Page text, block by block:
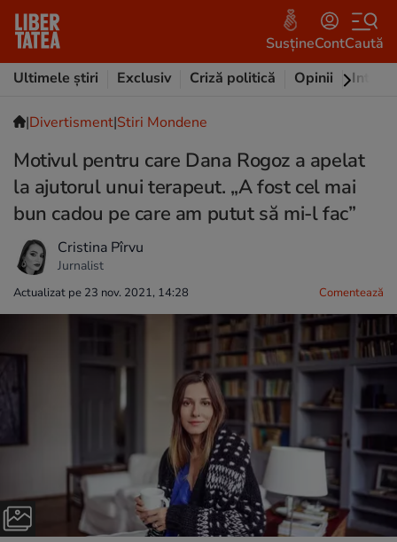
SusțineContCaută
Ultimele știri
Exclusiv Criză politică Opinii
|Divertisment|Stiri Mondene
Motivul pentru care Dana Rogoz a apelat
la ajutorul unui terapeut. „A fost cel mai
bun cadou pe care am putut să mi-l fac”
Cristina Pîrvu
Jurnalist
Actualizat pe 23 nov. 2021, 14:28 Comentează